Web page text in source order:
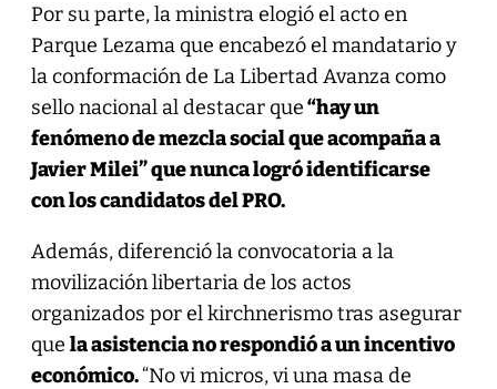
Por su parte, la ministra elogió el acto en
Parque Lezama que encabezó el mandatario y
la conformación de La Libertad Avanza como
sello nacional al destacar que“hay un
fenómeno de mezcla social que acompaña a
Javier Milei” que nunca logró identificarse
con los candidatos del PRO.
Además, diferenció la convocatoria a la
movilización libertaria de los actos
organizados por el kirchnerismo tras asegurar
que la asistencia no respondió a un incentivo
económico.“No vi micros, vi una masa de